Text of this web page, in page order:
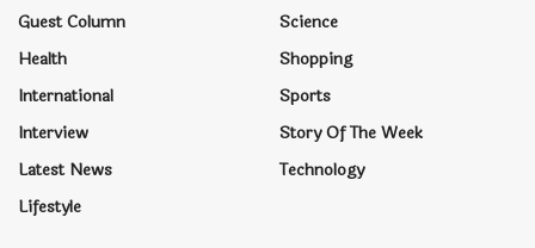
Guest Column
Health
International
Interview
Latest News
Lifestyle
Science
Shopping
Sports
Story Of The Week
Technology